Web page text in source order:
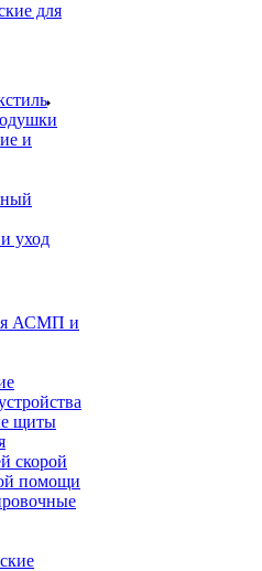
для
и
уход
АСМП и
щиты
скорой
помощи